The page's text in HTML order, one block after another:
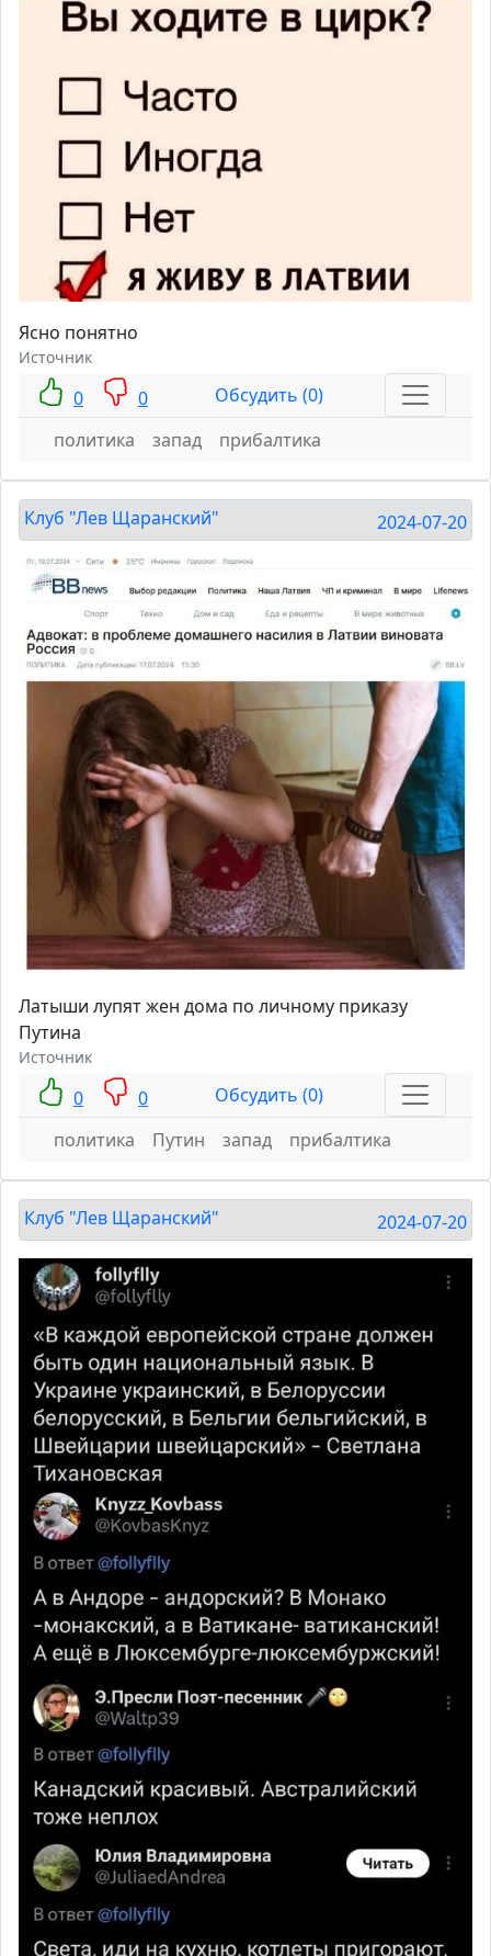
Ясно понятно
Источник
0 0
Обсудить (0)
политика
запад прибалтика
Клуб "Лев Щаранский" 2024-07-20
Латыши лупят жен дома по личному приказу
Путина
Источник
0 0
Обсудить (0)
политика
Путин запад прибалтика
Клуб "Лев Щаранский" 2024-07-20